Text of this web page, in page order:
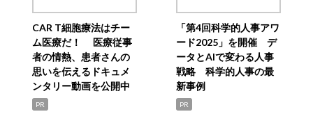
CAR T細胞療法はチー
ム医療だ！ 医療従事
者の情熱、患者さんの
思いを伝えるドキュメ
ンタリー動画を公開中
PR
「第4回科学的人事アワ
ード2025」を開催 デ
ータとAIで変わる人事
戦略 科学的人事の最
新事例
PR